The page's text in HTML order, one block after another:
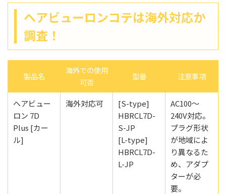
ヘアビューロンコテは海外対応か
調査！
製品名
海外での使用
可否
型番 注意事項
ヘアビュー
ロン 7D
Plus [カー
ル]
海外対応可
[S-type]
HBRCL7D-
S-JP
[L-type]
HBRCL7D-
L-JP
AC100～
240V対応。
プラグ形状
が地域によ
り異なるた
め、アダプ
ターが必
要。